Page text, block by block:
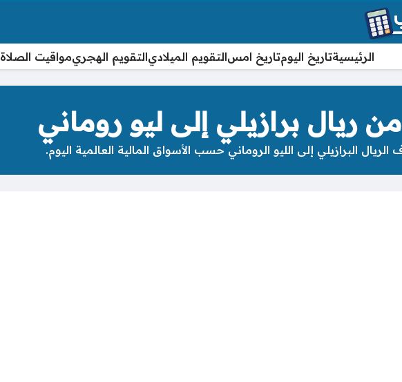
الرئيسيةتاريخ اليومتاريخ امسالتقويم الميلاديالتقويم الهجريمواقيت الصلاة
ريال برازيلي إلى ليو روماني
البرازيلي إلى الليو الروماني حسب الأسواق المالية العالمية اليوم.